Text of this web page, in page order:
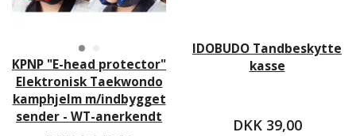
KPNP "E-head protector"
Elektronisk Taekwondo
kamphjelm m/indbygget
sender - WT-anerkendt
IDOBUDO Tandbeskytte
kasse
DKK 39,00